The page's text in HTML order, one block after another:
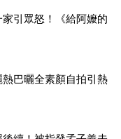
引眾怒！《給阿嬤的
巴曬全素顏自拍引熱